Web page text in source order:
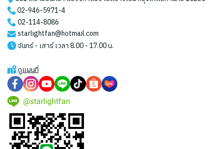
02-946-5971-4
02-114-8086
starlightfan@hotmail.com
จันทร์ - เสาร์ เวลา 8.00 - 17.00 น.
ดูแผนที่
@starlightfan